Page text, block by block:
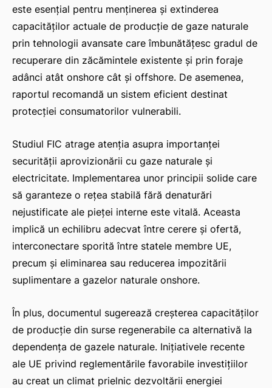
este esențial pentru menținerea și extinderea
capacităților actuale de producție de gaze naturale
prin tehnologii avansate care îmbunătățesc gradul de
recuperare din zăcămintele existente și prin foraje
adânci atât onshore cât și offshore. De asemenea,
raportul recomandă un sistem eficient destinat
protecției consumatorilor vulnerabili.
Studiul FIC atrage atenția asupra importanței
securității aprovizionării cu gaze naturale și
electricitate. Implementarea unor principii solide care
să garanteze o rețea stabilă fără denaturări
nejustificate ale pieței interne este vitală. Aceasta
implică un echilibru adecvat între cerere și ofertă,
interconectare sporită între statele membre UE,
precum și eliminarea sau reducerea impozitării
suplimentare a gazelor naturale onshore.
În plus, documentul sugerează creșterea capacităților
de producție din surse regenerabile ca alternativă la
dependența de gazele naturale. Inițiativele recente
ale UE privind reglementările favorabile investițiilor
au creat un climat prielnic dezvoltării energiei